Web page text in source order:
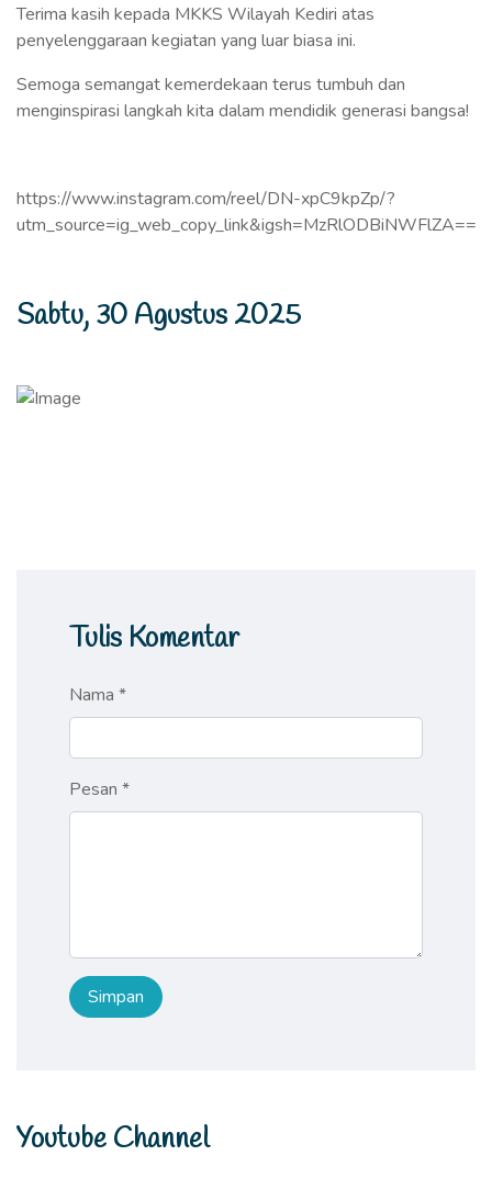
Terima kasih kepada MKKS Wilayah Kediri atas
penyelenggaraan kegiatan yang luar biasa ini.
Semoga semangat kemerdekaan terus tumbuh dan
menginspirasi langkah kita dalam mendidik generasi bangsa!
https://www.instagram.com/reel/DN-xpC9kpZp/?
utm_source=ig_web_copy_link&igsh=MzRlODBiNWFlZA==
Sabtu, 30 Agustus 2025
Tulis Komentar
Nama *
Pesan *
Youtube Channel